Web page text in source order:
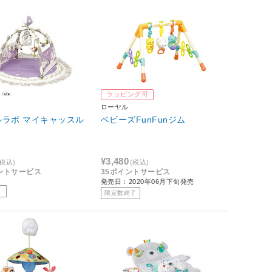
ラボ マイキャッスル
込)
トサービス
ラッピング可
ローヤル
ベビーズFunFunジム
¥3,480(税込)
35ポイントサービス
発売日：2020年06月下旬発売
限定数終了